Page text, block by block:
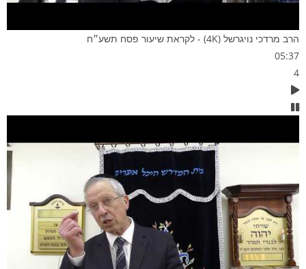
הרב מרדכי נויגרשל (4K) - לקראת שיעור פסח תשע״ח
05:37
4